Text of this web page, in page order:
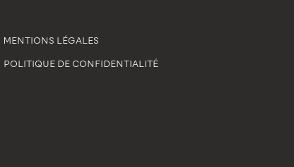
MENTIONS LÉGALES
POLITIQUE DE CONFIDENTIALITÉ